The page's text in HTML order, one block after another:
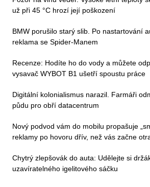
už při 45 °C hrozí její poškození
BMW porušilo starý slib. Po nastartování
reklama se Spider-Manem
Recenze: Hodíte ho do vody a můžete
vysavač WYBOT B1 ušetří spoustu práce
Digitální kolonialismus narazil. Farmáři
půdu pro obří datacentrum
Nový podvod vám do mobilu propašuje
reklamy po hovoru dřív, než vás začne
Chytrý zlepšovák do auta: Udělejte si
uzavíratelného igelitového sáčku